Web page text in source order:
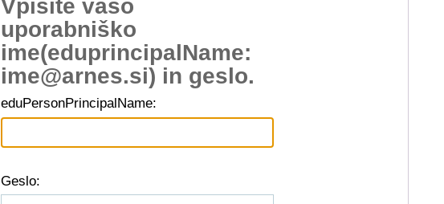
Vpišite vašo
uporabniško
ime(eduprincipalName:
ime@arnes.si) in geslo.
eduPersonPrincipalName:
Geslo: